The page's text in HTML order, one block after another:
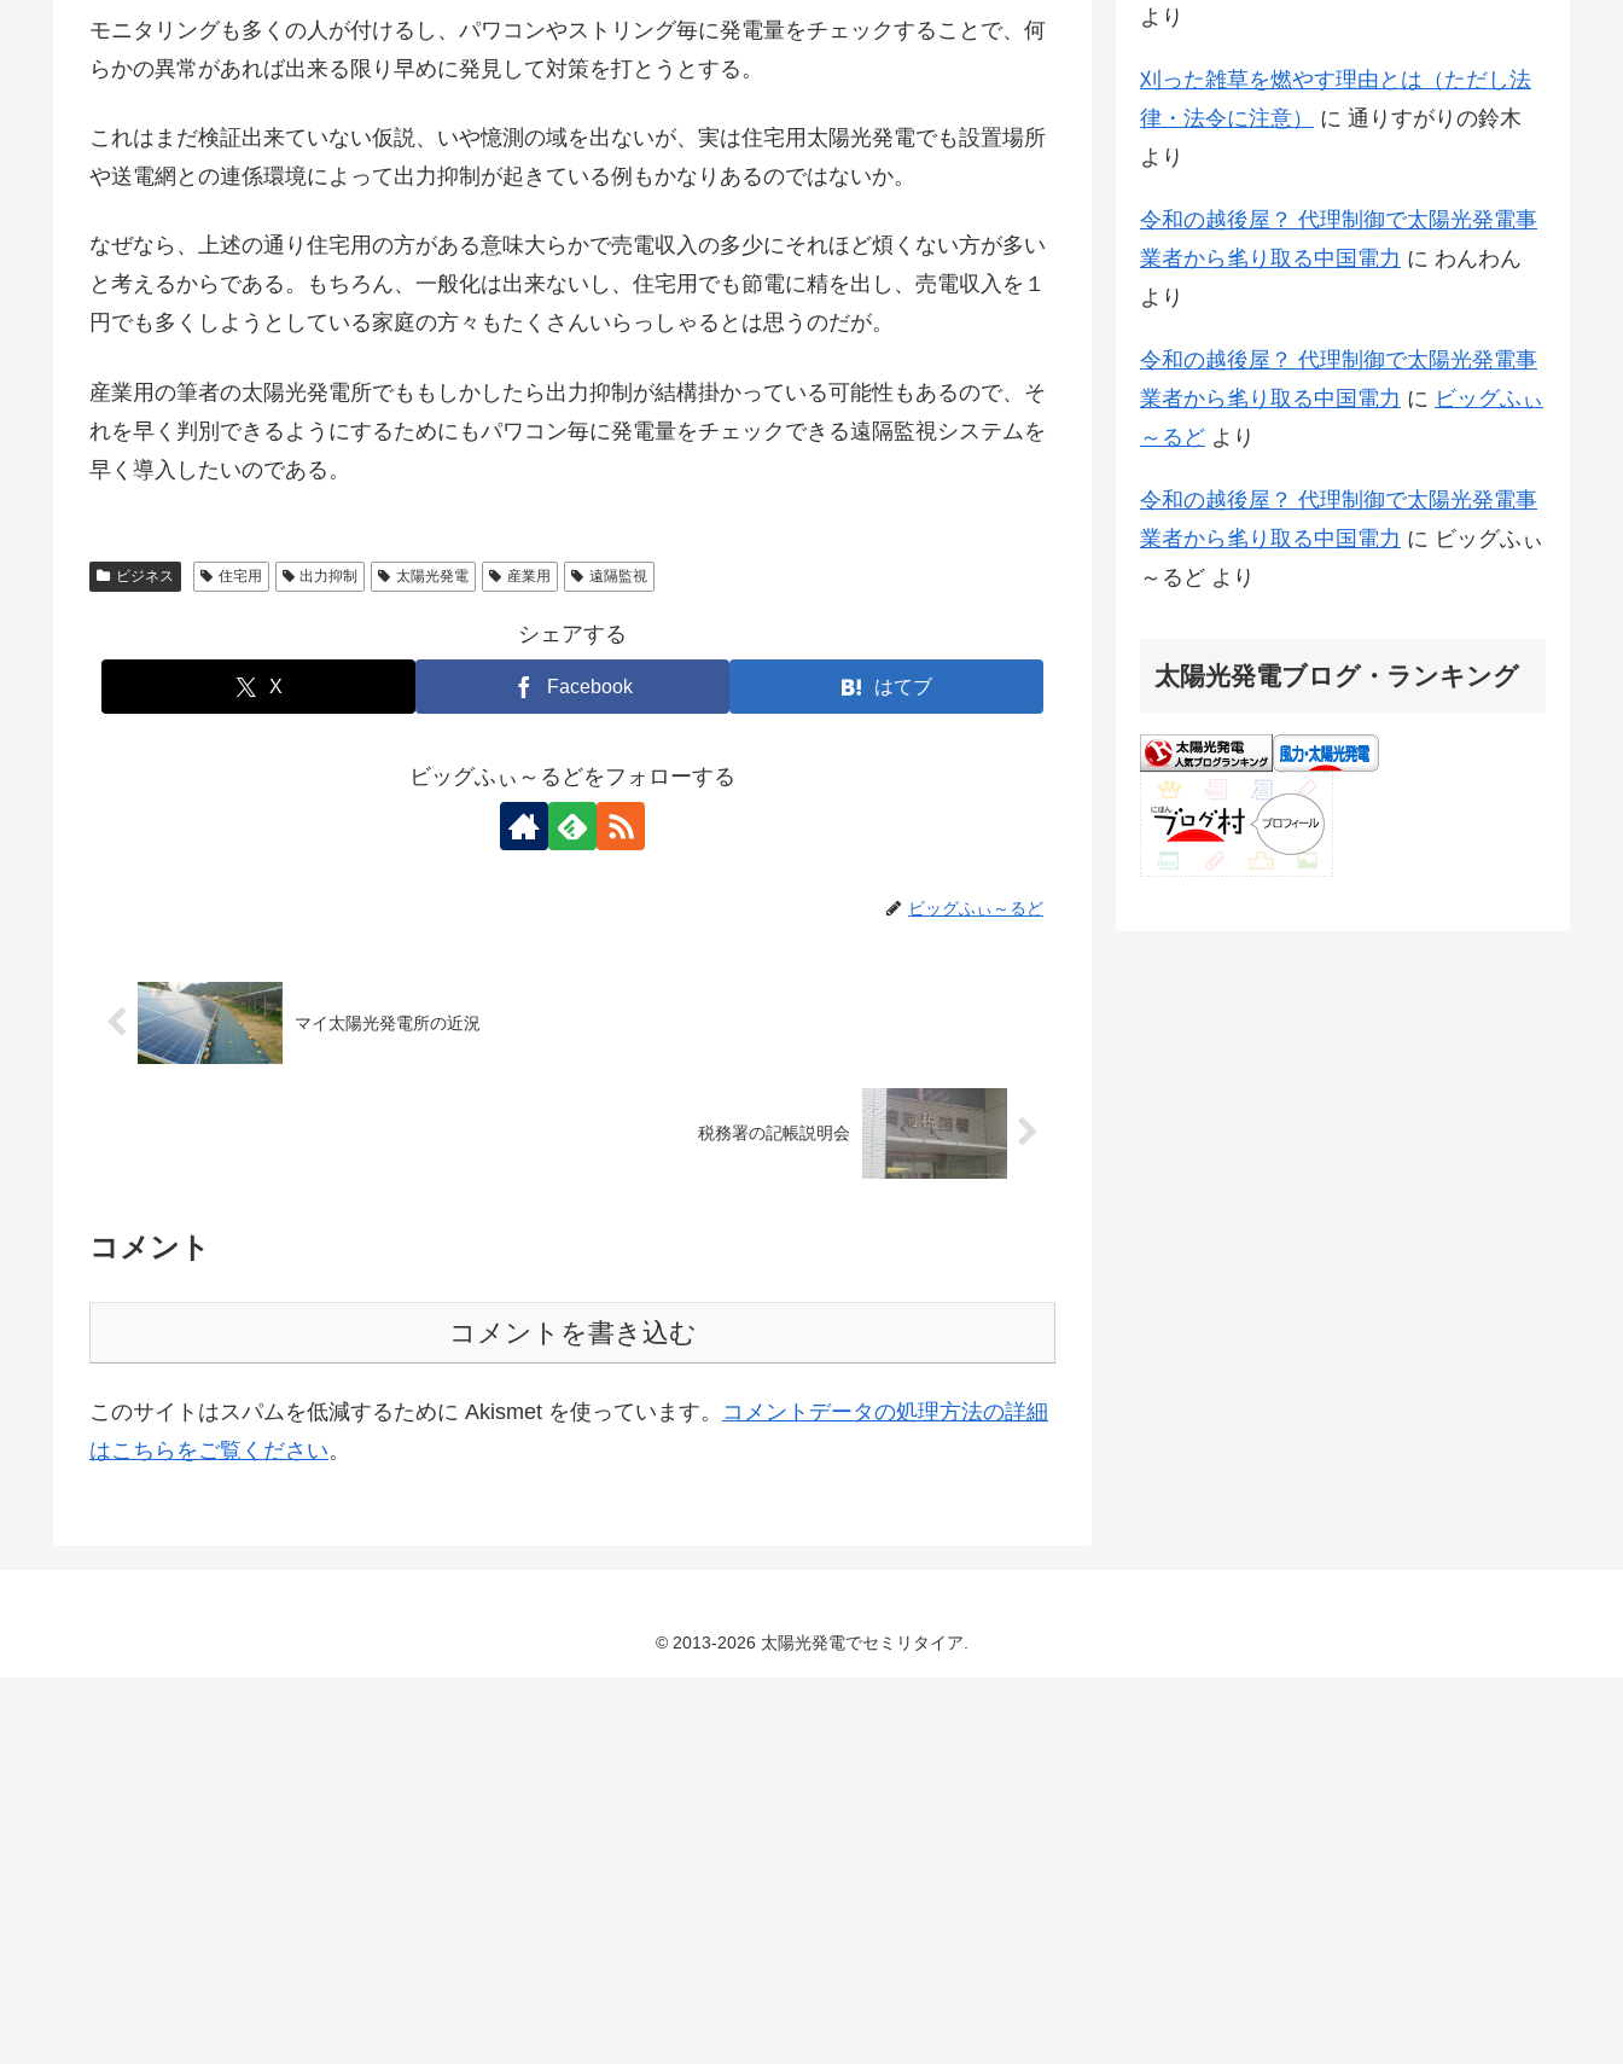
モニタリングも多くの人が付けるし、パワコンやストリング毎に発電量をチェックすることで、何
らかの異常があれば出来る限り早めに発見して対策を打とうとする。
これはまだ検証出来ていない仮説、いや憶測の域を出ないが、実は住宅用太陽光発電でも設置場所
や送電網との連係環境によって出力抑制が起きている例もかなりあるのではないか。
なぜなら、上述の通り住宅用の方がある意味大らかで売電収入の多少にそれほど煩くない方が多い
と考えるからである。もちろん、一般化は出来ないし、住宅用でも節電に精を出し、売電収入を１
円でも多くしようとしている家庭の方々もたくさんいらっしゃるとは思うのだが。
産業用の筆者の太陽光発電所でももしかしたら出力抑制が結構掛かっている可能性もあるので、そ
れを早く判別できるようにするためにもパワコン毎に発電量をチェックできる遠隔監視システムを
早く導入したいのである。
ビジネス 住宅用 出力抑制 太陽光発電 産業用 遠隔監視
シェアする
X Facebook はてブ
ビッグふぃ～るどをフォローする
ビッグふぃ～るど
マイ太陽光発電所の近況
税務署の記帳説明会
コメント
コメントを書き込む
このサイトはスパムを低減するために Akismet を使っています。 コメントデータの処理方法の詳細
はこちらをご覧ください。
より
刈った雑草を燃やす理由とは（ただし法
律・法令に注意）
に 通りすがりの鈴木
より
令和の越後屋？ 代理制御で太陽光発電事
業者から毟り取る中国電力 に わんわん
より
令和の越後屋？ 代理制御で太陽光発電事
業者から毟り取る中国電力 に ビッグふぃ
～るど より
令和の越後屋？ 代理制御で太陽光発電事
業者から毟り取る中国電力 に ビッグふぃ
～るど より
太陽光発電ブログ・ランキング
© 2013-2026 太陽光発電でセミリタイア.